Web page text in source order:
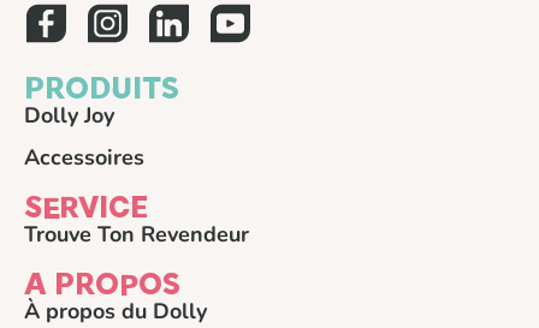
PRODUITS
Dolly Joy
Accessoires
SERVICE
Trouve Ton Revendeur
A PROPOS
À propos du Dolly